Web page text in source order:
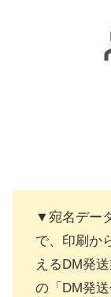
▼宛名デー
で、印刷か
えるDM発
の「DM発